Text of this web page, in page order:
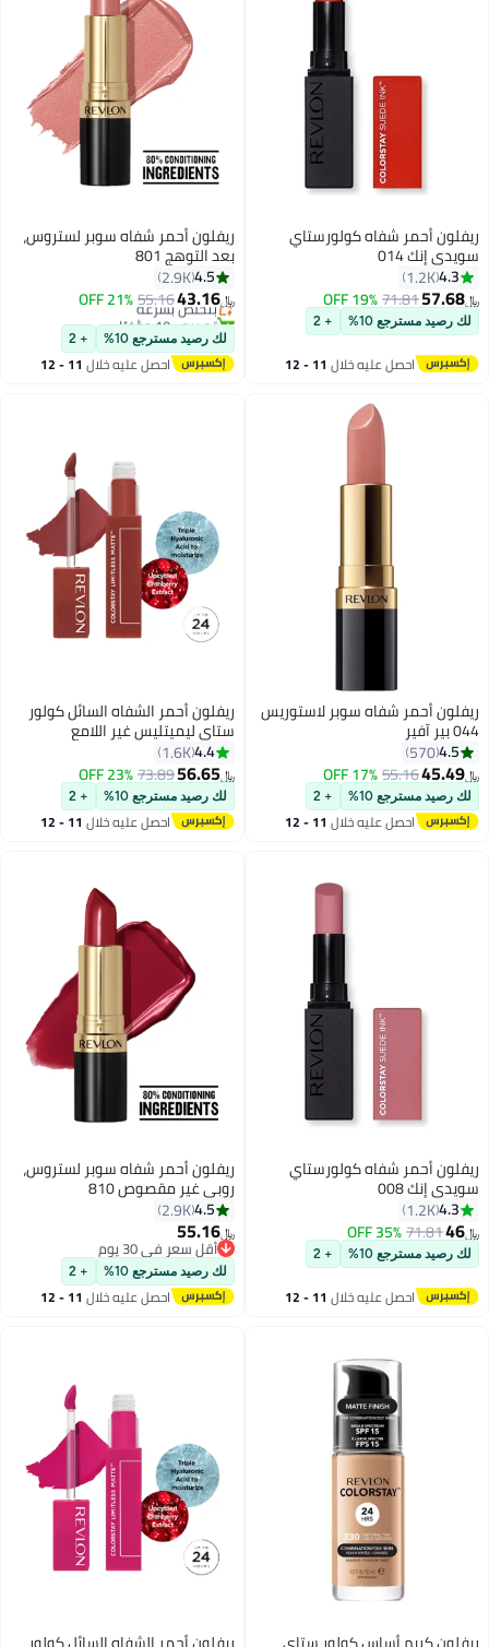
7
ريفلون أحمر شفاه كولورستاي
سويدي إنك 014
4.3
1.2K
﷼‏57.68
71.81
19% OFF
لك رصيد مسترجع 10% + 2
احصل عليه خلال 11 - 12
19
ريفلون أحمر شفاه سوبر لستروس،
بعد التوهج 801
4.5
2.9K
﷼‏43.16
55.16
21% OFFبتخلّص بسرعة
تم بيع +10 مؤخرًا
بتخلّص بسرعة
لك رصيد مسترجع 10% + 2
احصل عليه خلال 11 - 12
ريفلون أحمر شفاه سوبر لاستوريس
044 بير آفير
4.5
570
﷼‏45.49
55.16
17% OFF
لك رصيد مسترجع 10% + 2
احصل عليه خلال 11 - 12
16
ريفلون أحمر الشفاه السائل كولور
ستاي ليميتليس غير اللامع
4.4
1.6K
﷼‏56.65
73.89
23% OFF
لك رصيد مسترجع 10% + 2
احصل عليه خلال 11 - 12
7
ريفلون أحمر شفاه كولورستاي
سويدي إنك 008
4.3
1.2K
﷼‏46
71.81
35% OFF
لك رصيد مسترجع 10% + 2
احصل عليه خلال 11 - 12
اغسطس
19
ريفلون أحمر شفاه سوبر لستروس،
روبي غير مقصوص 810
4.5
2.9K
﷼‏55.16
أقل سعر في 30 يوم
أقل سعر في 30 يوم
لك رصيد مسترجع 10% + 2
احصل عليه خلال 11 - 12
اغسطس